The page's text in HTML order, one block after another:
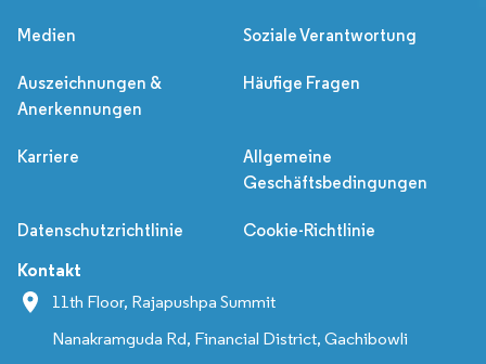
Medien Soziale Verantwortung
Auszeichnungen &
Anerkennungen
Häufige Fragen
Karriere
Allgemeine
Geschäftsbedingungen
Datenschutzrichtlinie Cookie-Richtlinie
Kontakt
11th Floor, Rajapushpa Summit
Nanakramguda Rd, Financial District, Gachibowli